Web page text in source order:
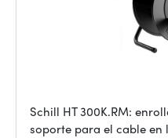
Schill HT 300K.RM:
soporte para el cable en